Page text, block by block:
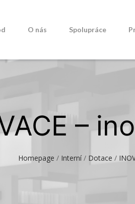
O nás Spolupráce
–
Homepage / Interní / Dotace /